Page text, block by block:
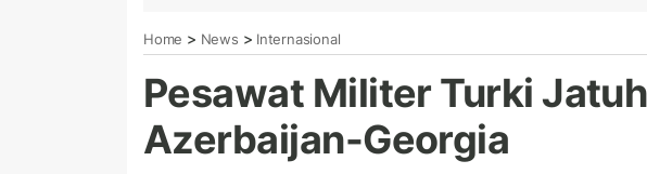
Home > News > Internasional
Pesawat Militer Turki
Azerbaijan-Georgia